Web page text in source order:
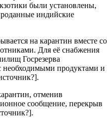
были установлены,
индийские
на карантин вместе со
Для её снабжения
Госрезерва
необходимыми продуктами и
отменив
сообщение, перекрыв